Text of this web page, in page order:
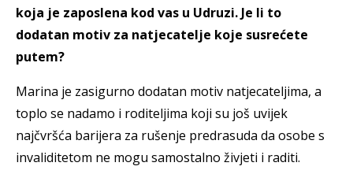
koja je zaposlena kod vas u Udruzi. Je li to
dodatan motiv za natjecatelje koje susrećete
putem?
Marina je zasigurno dodatan motiv natjecateljima, a
toplo se nadamo i roditeljima koji su još uvijek
najčvršća barijera za rušenje predrasuda da osobe s
invaliditetom ne mogu samostalno živjeti i raditi.